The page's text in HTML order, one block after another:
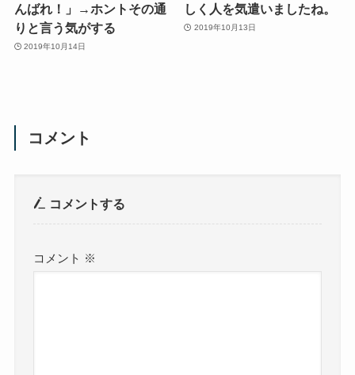
んばれ！」→ホントその通
りと言う気がする
2019年10月14日
しく人を気遣いましたね。
2019年10月13日
コメント
コメントする
コメント ※